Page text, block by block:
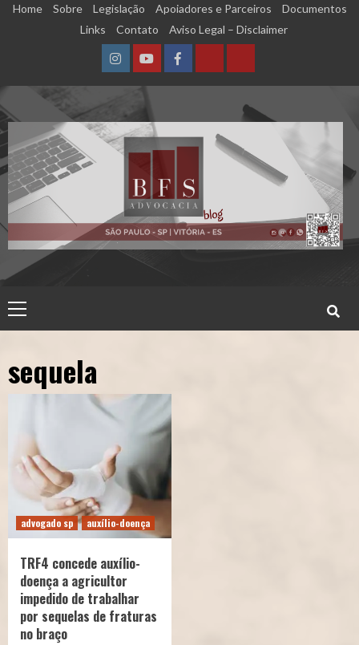
SkipHome Sobre Legislação Apoiadores e Parceiros
Documentos
Links
Contato Aviso Legal – Disclaimer
InstagramYouTubeFacebookCalculadora
Qualidade
de
Segurado
(INSS)
Calculadora
Tempo
de
Contribuição
Menu
sequela
advogado sp auxílio-doença
TRF4 concede auxílio-
doença a agricultor
impedido de trabalhar
por sequelas de fraturas
no braço